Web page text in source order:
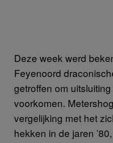
Deze week werd
Feyenoord
getroffen om
voorkomen.
vergelijking met het
hekken in de jaren